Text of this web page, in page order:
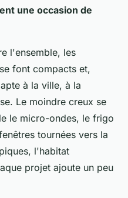
une occasion de
l'ensemble, les
font compacts et,
à la ville, à la
Le moindre creux se
le micro-ondes, le frigo
tournées vers la
l'habitat
projet ajoute un peu